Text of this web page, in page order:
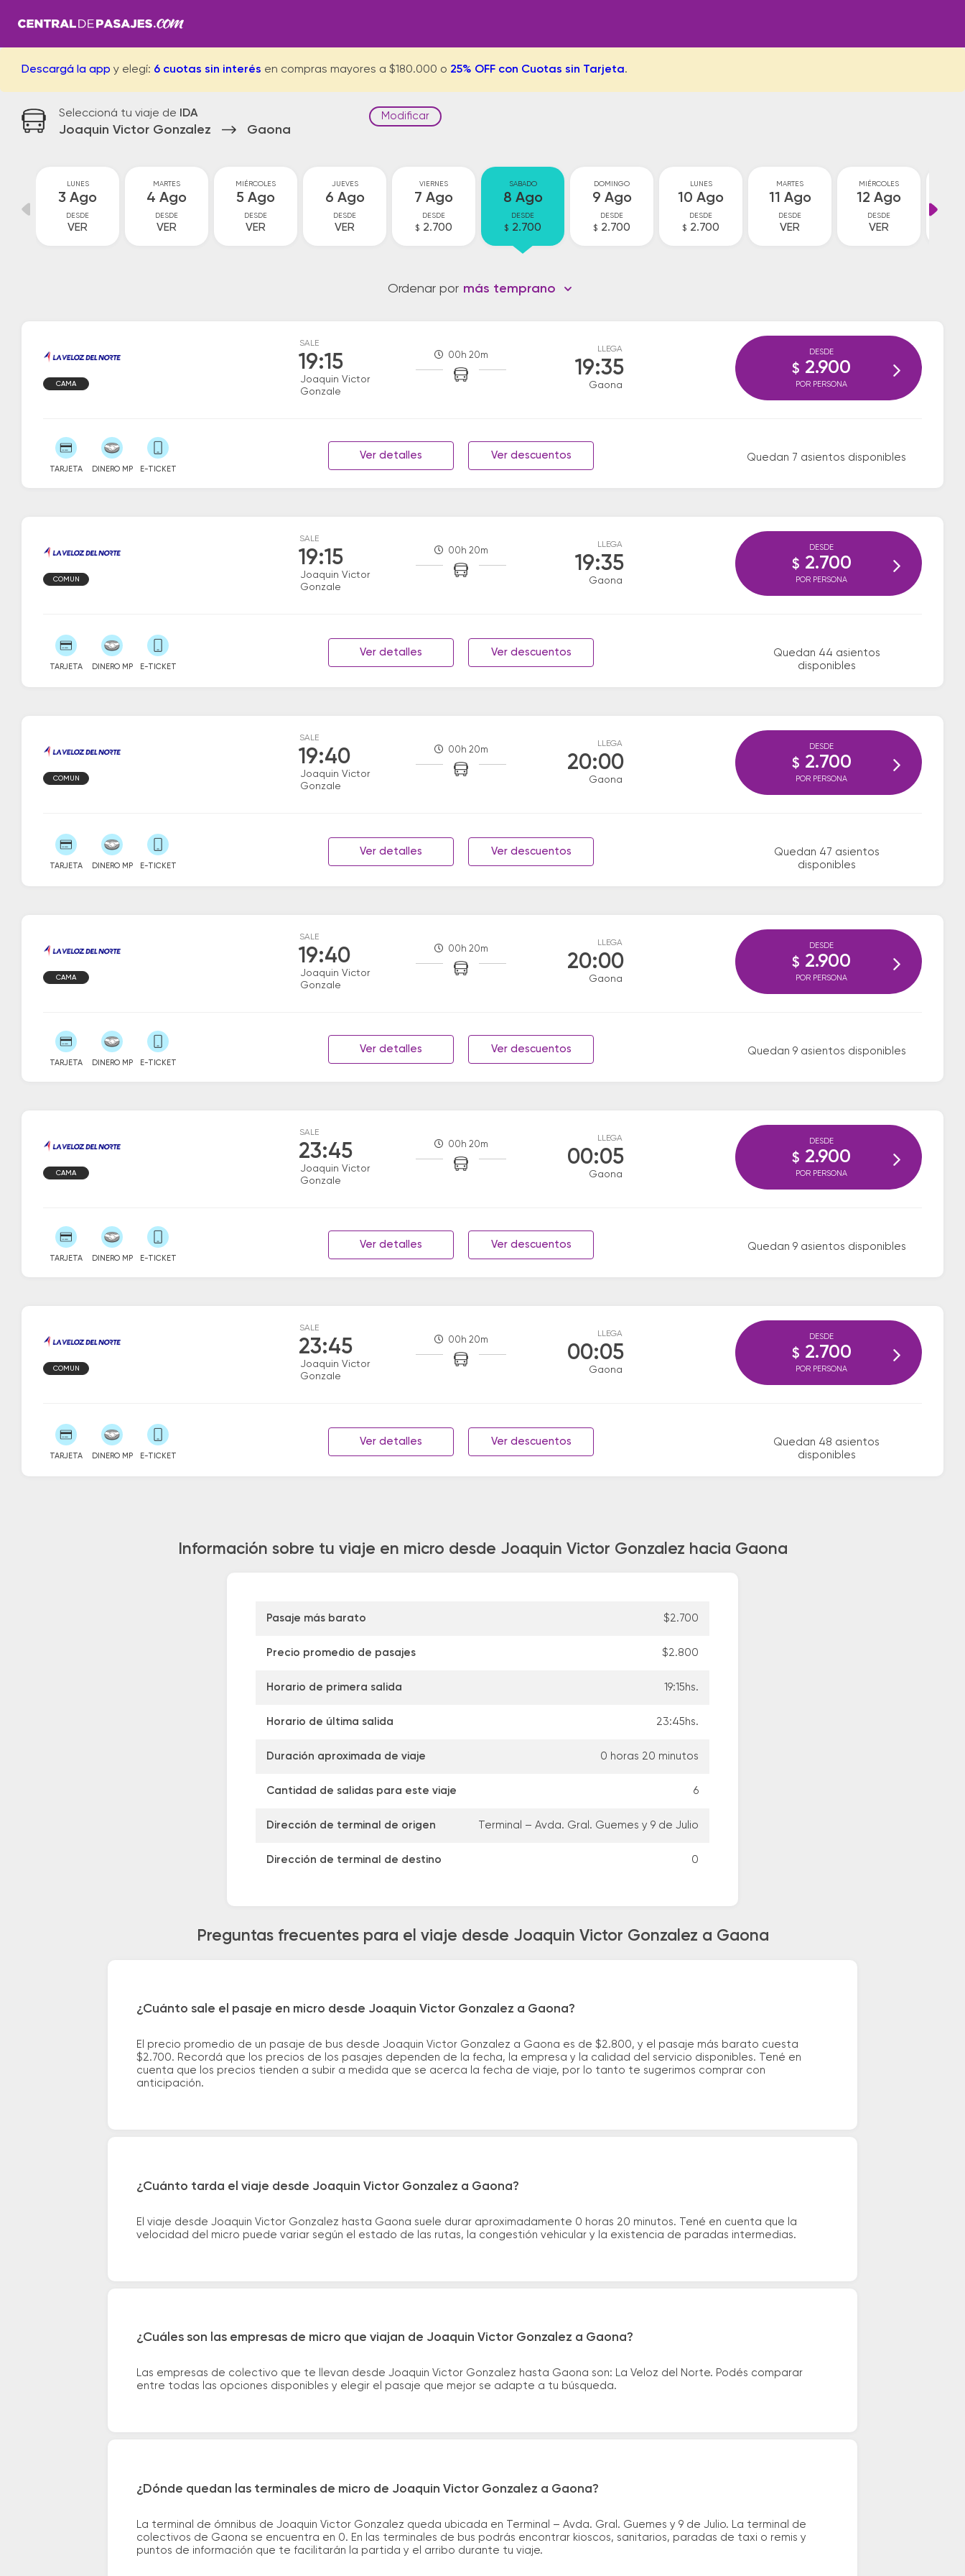
Descargá la app y elegí: 6 cuotas sin interés en compras mayores a $180.000 o 25% OFF con Cuotas sin Tarjeta.
Seleccioná tu viaje de IDA
Joaquin Victor Gonzalez Gaona
Modificar
LUNES
3 Ago
DESDE
VER
MARTES
4 Ago
DESDE
VER
MIÉRCOLES
5 Ago
DESDE
VER
JUEVES
6 Ago
DESDE
VER
VIERNES
7 Ago
DESDE
$ 2.700
SABADO
8 Ago
DESDE
$ 2.700
DOMINGO
9 Ago
DESDE
$ 2.700
LUNES
10 Ago
DESDE
$ 2.700
MARTES
11 Ago
DESDE
VER
MIÉRCOLES
12 Ago
DESDE
VER
Ordenar por más temprano
SALE
19:15
Joaquin Victor
Gonzale
00h 20m
LLEGA
19:35
Gaona
CAMA
TARJETA DINERO MP E-TICKET
Ver detalles Ver descuentos Quedan 7 asientos disponibles
DESDE
$ 2.900
POR PERSONA
SALE
19:15
Joaquin Victor
Gonzale
00h 20m
LLEGA
19:35
Gaona
COMUN
TARJETA DINERO MP E-TICKET
Ver detalles Ver descuentos
Quedan 44 asientos
disponibles
DESDE
$ 2.700
POR PERSONA
SALE
19:40
Joaquin Victor
Gonzale
00h 20m
LLEGA
20:00
Gaona
COMUN
TARJETA DINERO MP E-TICKET
Ver detalles Ver descuentos
Quedan 47 asientos
disponibles
DESDE
$ 2.700
POR PERSONA
SALE
19:40
Joaquin Victor
Gonzale
00h 20m
LLEGA
20:00
Gaona
CAMA
TARJETA DINERO MP E-TICKET
Ver detalles Ver descuentos Quedan 9 asientos disponibles
DESDE
$ 2.900
POR PERSONA
SALE
23:45
Joaquin Victor
Gonzale
00h 20m
LLEGA
00:05
Gaona
CAMA
TARJETA DINERO MP E-TICKET
Ver detalles Ver descuentos Quedan 9 asientos disponibles
DESDE
$ 2.900
POR PERSONA
SALE
23:45
Joaquin Victor
Gonzale
00h 20m
LLEGA
00:05
Gaona
COMUN
TARJETA DINERO MP E-TICKET
Ver detalles Ver descuentos
Quedan 48 asientos
disponibles
DESDE
$ 2.700
POR PERSONA
Información sobre tu viaje en micro desde Joaquin Victor Gonzalez hacia Gaona
Pasaje más barato $2.700
Precio promedio de pasajes $2.800
Horario de primera salida 19:15hs.
Horario de última salida 23:45hs.
Duración aproximada de viaje 0 horas 20 minutos
Cantidad de salidas para este viaje 6
Dirección de terminal de origen Terminal – Avda. Gral. Guemes y 9 de Julio
Dirección de terminal de destino 0
Preguntas frecuentes para el viaje desde Joaquin Victor Gonzalez a Gaona
¿Cuánto sale el pasaje en micro desde Joaquin Victor Gonzalez a Gaona?
El precio promedio de un pasaje de bus desde Joaquin Victor Gonzalez a Gaona es de $2.800, y el pasaje más barato cuesta
$2.700. Recordá que los precios de los pasajes dependen de la fecha, la empresa y la calidad del servicio disponibles. Tené en
cuenta que los precios tienden a subir a medida que se acerca la fecha de viaje, por lo tanto te sugerimos comprar con
anticipación.
¿Cuánto tarda el viaje desde Joaquin Victor Gonzalez a Gaona?
El viaje desde Joaquin Victor Gonzalez hasta Gaona suele durar aproximadamente 0 horas 20 minutos. Tené en cuenta que la
velocidad del micro puede variar según el estado de las rutas, la congestión vehicular y la existencia de paradas intermedias.
¿Cuáles son las empresas de micro que viajan de Joaquin Victor Gonzalez a Gaona?
Las empresas de colectivo que te llevan desde Joaquin Victor Gonzalez hasta Gaona son: La Veloz del Norte. Podés comparar
entre todas las opciones disponibles y elegir el pasaje que mejor se adapte a tu búsqueda.
¿Dónde quedan las terminales de micro de Joaquin Victor Gonzalez a Gaona?
La terminal de ómnibus de Joaquin Victor Gonzalez queda ubicada en Terminal – Avda. Gral. Guemes y 9 de Julio. La terminal de
colectivos de Gaona se encuentra en 0. En las terminales de bus podrás encontrar kioscos, sanitarios, paradas de taxi o remis y
puntos de información que te facilitarán la partida y el arribo durante tu viaje.